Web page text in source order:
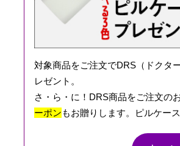
対象商品をご注文でDRS（ドクタ
レゼント。
さ・ら・に！DRS商品をご注文の
ーポンもお贈りします。ピルケー